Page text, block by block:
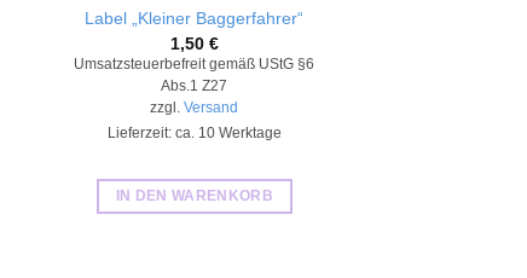
Label „Kleiner Baggerfahrer“
1,50 €
Umsatzsteuerbefreit gemäß UStG §6
Abs.1 Z27
zzgl.Versand
Lieferzeit: ca. 10 Werktage
IN DEN WARENKORB